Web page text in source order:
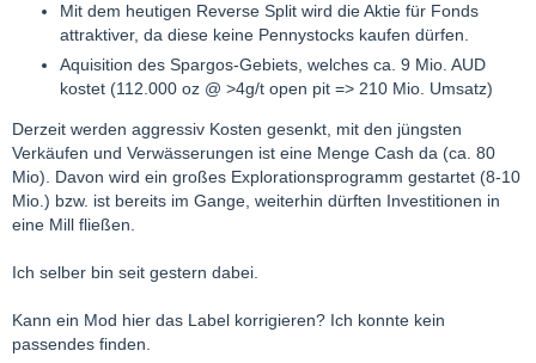
Mit dem heutigen Reverse Split wird die Aktie für Fonds
attraktiver, da diese keine Pennystocks kaufen dürfen.
Aquisition des Spargos-Gebiets, welches ca. 9 Mio. AUD
kostet (112.000 oz @ >4g/t open pit => 210 Mio. Umsatz)
Derzeit werden aggressiv Kosten gesenkt, mit den jüngsten
Verkäufen und Verwässerungen ist eine Menge Cash da (ca. 80
Mio). Davon wird ein großes Explorationsprogramm gestartet (8-10
Mio.) bzw. ist bereits im Gange, weiterhin dürften Investitionen in
eine Mill fließen.
Ich selber bin seit gestern dabei.
Kann ein Mod hier das Label korrigieren? Ich konnte kein
passendes finden.